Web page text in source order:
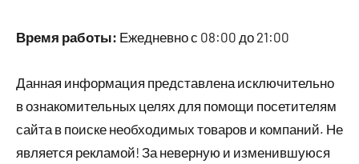
Время работы: Ежедневно с 08:00 до 21:00
Данная информация представлена исключительно
в ознакомительных целях для помощи посетителям
сайта в поиске необходимых товаров и компаний. Не
является рекламой! За неверную и изменившуюся